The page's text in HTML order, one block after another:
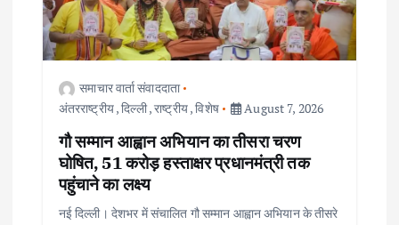
समाचार वार्ता संवाददाता
अंतरराष्ट्रीय,दिल्ली,राष्ट्रीय,विशेष August 7, 2026
गौ सम्मान आह्वान अभियान का तीसरा चरण
घोषित, 51 करोड़ हस्ताक्षर प्रधानमंत्री तक
पहुंचाने का लक्ष्य
नई दिल्ली। देशभर में संचालित गौ सम्मान आह्वान अभियान के तीसरे